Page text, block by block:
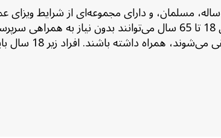
برای درخواست ویزای عمره عربستان، متقاضیان خارجی باید حداقل 18 ساله،
عربستان 2022، نسبت به گذشته منعطف‌تر شده است. هم‌اکنون، زنان 18
کاروان سفر کرده